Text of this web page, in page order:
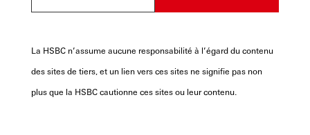
La HSBC n’assume aucune responsabilité à l’égard du contenu
des sites de tiers, et un lien vers ces sites ne signifie pas non
plus que la HSBC cautionne ces sites ou leur contenu.